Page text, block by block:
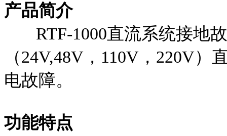
产品简介
RTF-1000直流系统接地
（24V,48V，110V，220V
电故障。
功能特点